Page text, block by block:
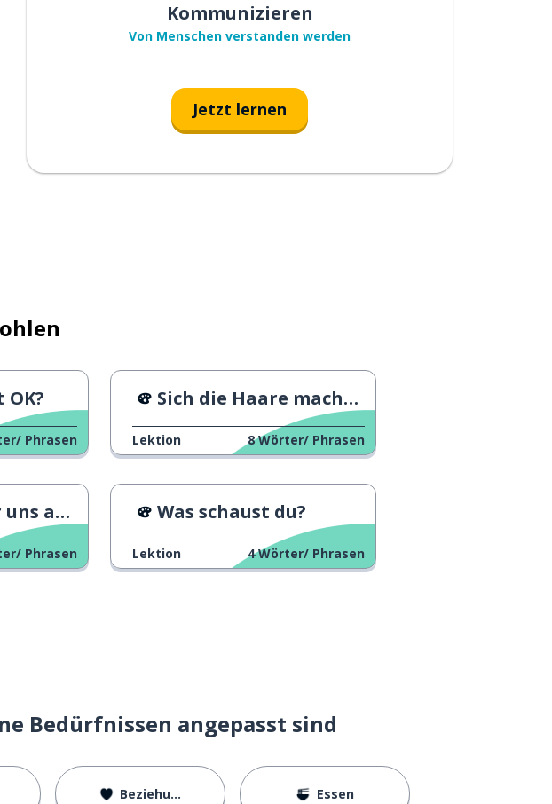
Kommunizieren
Von Menschen verstanden werden
Jetzt lernen
Phrasen
Sich die Haare machen lassen
Lektion 8 Wörter/ Phrasen
Phrasen
Was schaust du?
Lektion 4 Wörter/ Phrasen
Bedürfnissen angepasst sind
Beziehungen Essen